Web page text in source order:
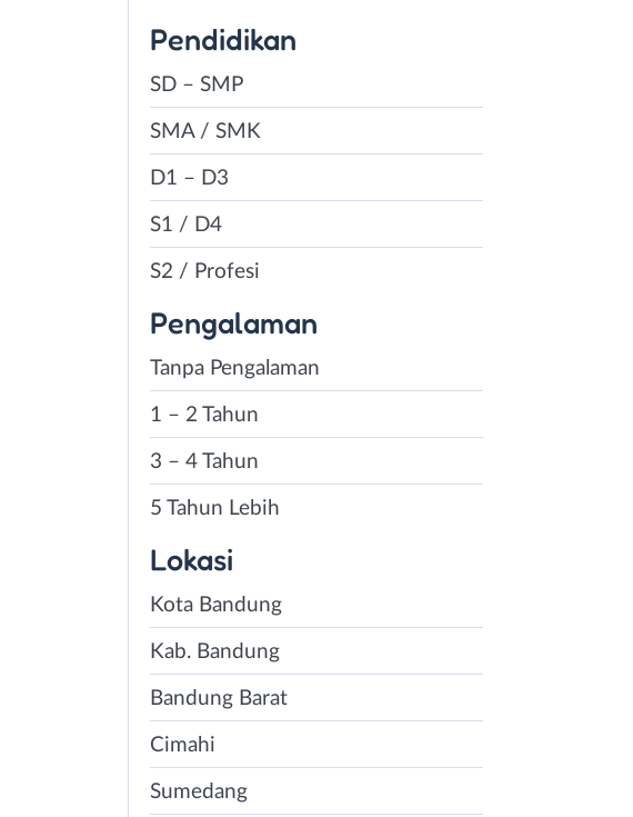
Pendidikan
SD – SMP
SMA / SMK
D1 – D3
S1 / D4
S2 / Profesi
Pengalaman
Tanpa Pengalaman
1 – 2 Tahun
3 – 4 Tahun
5 Tahun Lebih
Lokasi
Kota Bandung
Kab. Bandung
Bandung Barat
Cimahi
Sumedang